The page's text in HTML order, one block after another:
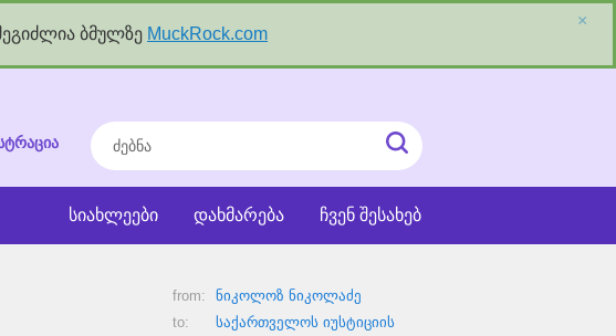
ბმულზე MuckRock.com
×
ძებნა
ძიეების
ჩატვირთვა
ჩვენ შესახებ
დახმარება
სიახლეები
from:
ნიკოლოზ ნიკოლაძე
to:
საქართველოს იუსტიციის